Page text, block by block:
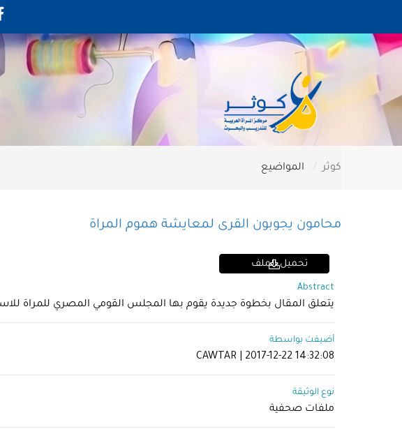
كوثر المواضيع
محامون يجوبون القرى لمعايشة هموم المراة
تحميل الملف
Abstract
يتعلق المقال بخطوة جديدة يقوم بها المجلس القومي المصري للمراة
أضيفت بواسطة
CAWTAR | 2017-12-22 14:32:08
نوع الوثيقة
ملفات صحفية